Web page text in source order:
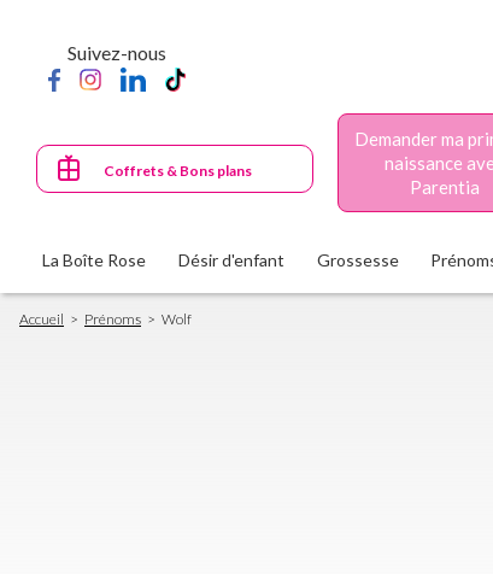
principal
Suivez-nous
Coffrets & Bons plans
Demander ma
naissance
Parentia
La Boîte Rose Désir d'enfant Grossesse
Fil
d'Ariane
Accueil Prénoms Wolf